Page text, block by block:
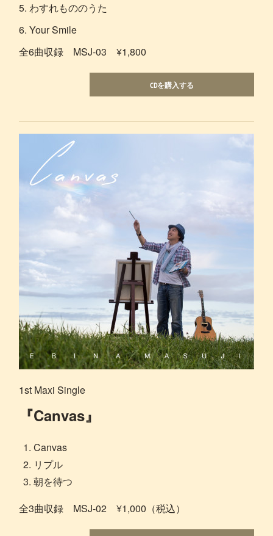
5. わすれもののうた
6. Your Smile
全6曲収録 MSJ-03 ¥1,800
CDを購入する
1st Maxi Single
『Canvas』
Canvas
リプル
朝を待つ
全3曲収録 MSJ-02 ¥1,000（税込）